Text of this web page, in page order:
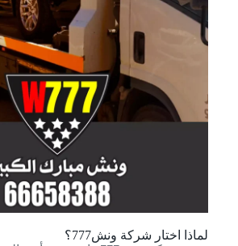
لماذا اختار شركة ونش777؟